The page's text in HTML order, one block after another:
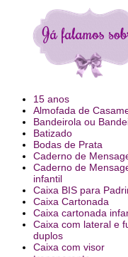
15 anos
Almofada de
Bandeirola ou
Batizado
Bodas de Prata
Caderno de
Caderno de
infantil
Caixa BIS para
Caixa Cartonada
Caixa cartonada
Caixa com lateral e
duplos
Caixa com visor